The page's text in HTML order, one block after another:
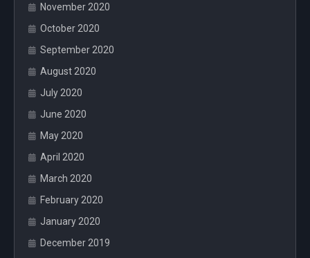
November 2020
October 2020
September 2020
August 2020
July 2020
June 2020
May 2020
April 2020
March 2020
February 2020
January 2020
December 2019